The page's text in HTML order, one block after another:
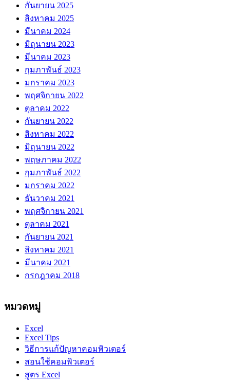
Excel
เปลี่ยน
หลัง
ตาม
เงื่อนไข
กันยายน 2025
สิงหาคม 2025
มีนาคม 2024
มิถุนายน 2023
มีนาคม 2023
กุมภาพันธ์ 2023
มกราคม 2023
พฤศจิกายน 2022
ตุลาคม 2022
กันยายน 2022
สิงหาคม 2022
มิถุนายน 2022
พฤษภาคม 2022
กุมภาพันธ์ 2022
มกราคม 2022
ธันวาคม 2021
พฤศจิกายน 2021
ตุลาคม 2021
กันยายน 2021
สิงหาคม 2021
มีนาคม 2021
กรกฎาคม 2018
หมวดหมู่
Excel
Excel Tips
วิธีการแก้ปัญหาคอมพิวเตอร์
สอนใช้คอมพิวเตอร์
สูตร Excel